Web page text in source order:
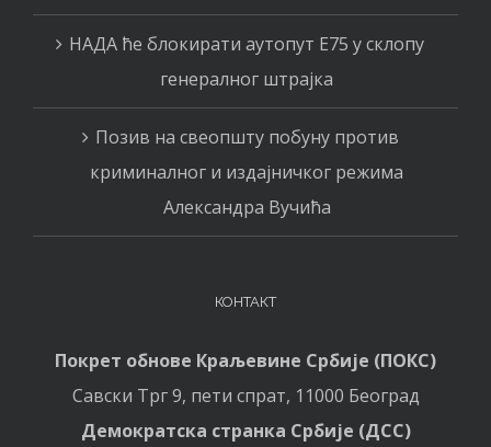
НАДА ће блокирати аутопут Е75 у склопу
генералног штрајка
Позив на свеопшту побуну против
криминалног и издајничког режима
Александра Вучића
КОНТАКТ
Покрет обнове Краљевине Србије (ПОКС)
Савски Трг 9, пети спрат, 11000 Београд
Демократска странка Србије (ДСС)